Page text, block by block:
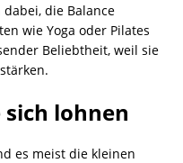
die Balance
wie Yoga oder Pilates
Beliebtheit, weil sie
lohnen
es meist die kleinen